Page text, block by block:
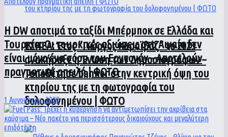
ΕΣΗΕΑ: Έτος “Γιώργος Καραϊβάζ” το 2023
ανακήρυξε η Ένωση των Δημοσιογράφων –
Τοποθέτησε banner στην κεντρική όψη του
κτηρίου της με τη φωτογραφία του
δολοφονημένου | ΦΩΤΟ
Η DW αποτιμά το ταξίδι Μπέρμποκ σε Ελλάδα και
Τουρκία: Οι τουρκικές αξιώσεις στο Αιγαίο δεν
είναι μόνο ένα σόου του Ερντογάν – Αποτελούν
πραγματική απειλή | ΦΩΤΟ
1 Αυγούστου, 2022